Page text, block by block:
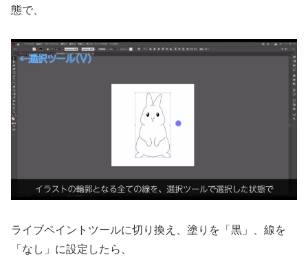
態で、
ライブペイントツールに切り換え、塗りを「黒」、線を
「なし」に設定したら、